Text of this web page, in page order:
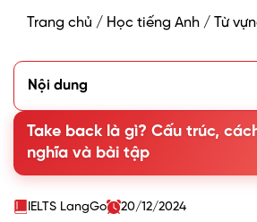
Trang chủ / Học tiếng Anh / Từ
Nội dung
2. Từ/cụm từ đồng nghĩa với Take back
3. Một số phrasal verb khác với Take
4. Bài tập vận dụng Take back
Take back là gì? Cấu trúc,
nghĩa và bài tập
IELTS LangGo 20/12/2024